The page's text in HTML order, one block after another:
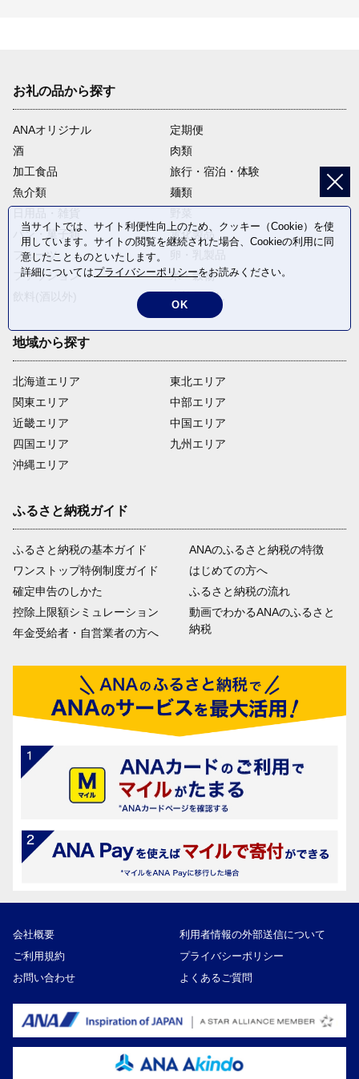
お礼の品から探す
ANAオリジナル
定期便
酒
肉類
加工食品
旅行・宿泊・体験
魚介類
麺類
パン・菓子類
電化製品
フルーツ
ファッション
米・穀物
返礼品なし
地域から探す
北海道エリア
関東エリア
近畿エリア
四国エリア
沖縄エリア
東北エリア
中部エリア
中国エリア
九州エリア
ふるさと納税ガイド
ふるさと納税の基本ガイド
ワンストップ特例制度ガイド
確定申告のしかた
控除上限額シミュレーション
年金受給者・自営業者の方へ
ANAのふるさと納税の特徴
はじめての方へ
ふるさと納税の流れ
動画でわかるANAのふるさと
納税
会社概要
利用者情報の外部送信について
ご利用規約
プライバシーポリシー
お問い合わせ
よくあるご質問
当サイトでは、サイト利便性向上のため、クッキー（Cookie）を使
用しています。サイトの閲覧を継続された場合、Cookieの利用に同
意したことものといたします。
詳細についてはプライバシーポリシーをお読みください。
OK